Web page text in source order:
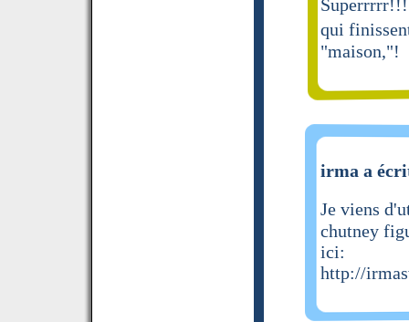
qui
"maison,"!
irma a
Je viens
chutney
ici:
http://